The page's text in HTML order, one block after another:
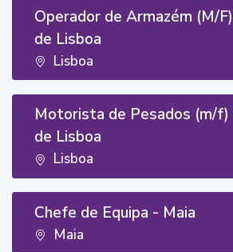
Operador de Armazém (M/
de Lisboa
Lisboa
Motorista de Pesados (m/
de Lisboa
Lisboa
Chefe de Equipa - Maia
Maia